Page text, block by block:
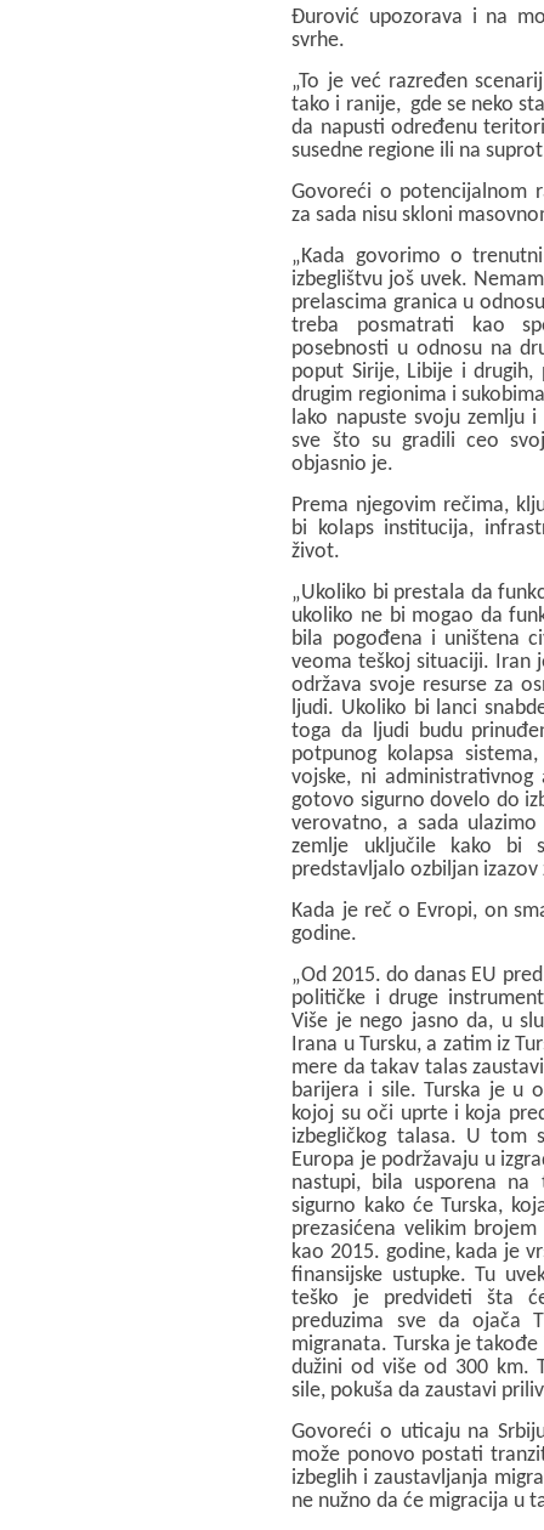
Đurović upozorava i na
svrhe.
„To je već razređen
tako i ranije, gde se neko
da napusti određenu
susedne regione ili na
Govoreći o potencijalnom
za sada nisu skloni
„Kada govorimo o
izbeglištvu još uvek.
prelascima granica u
treba posmatrati kao
posebnosti u odnosu na
poput Sirije, Libije i
drugim regionima i
lako napuste svoju zemlju
sve što su gradili ceo
objasnio je.
Prema njegovim rečima,
bi kolaps institucija,
život.
„Ukoliko bi prestala da
ukoliko ne bi mogao da
bila pogođena i uništena
veoma teškoj situaciji. Iran
održava svoje resurse za
ljudi. Ukoliko bi lanci
toga da ljudi budu
potpunog kolapsa
vojske, ni
gotovo sigurno dovelo do
verovatno, a sada
zemlje uključile kako bi
predstavljalo ozbiljan
Kada je reč o Evropi, on
godine.
„Od 2015. do danas EU
političke i druge
Više je nego jasno da, u
Irana u Tursku, a zatim iz
mere da takav talas
barijera i sile. Turska je u
kojoj su oči uprte i koja
izbegličkog talasa. U tom
Europa je podržavaju u
nastupi, bila usporena
sigurno kako će Turska,
prezasićena velikim
kao 2015. godine, kada je
finansijske ustupke. Tu
teško je predvideti šta
preduzima sve da ojača
migranata. Turska je
dužini od više od 300 km.
sile, pokuša da zaustavi
Govoreći o uticaju na
može ponovo postati
izbeglih i zaustavljanja
ne nužno da će migracija u